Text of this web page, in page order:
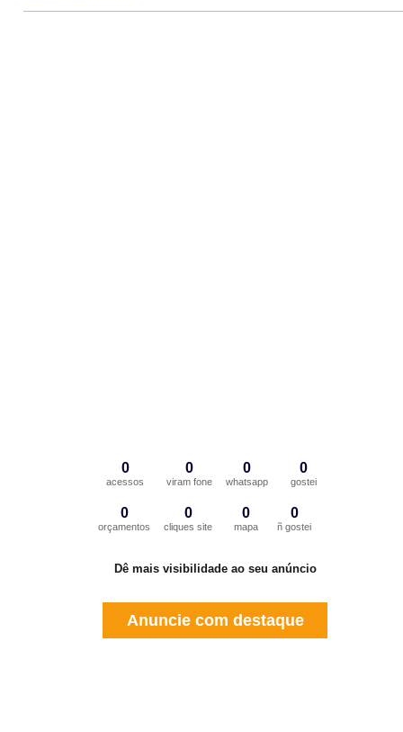
0
acessos
0
viram fone
0
whatsapp
0
gostei
0
orçamentos
0
cliques site
0
mapa
0
ñ gostei
Dê mais visibilidade ao seu anúncio
Anuncie com destaque